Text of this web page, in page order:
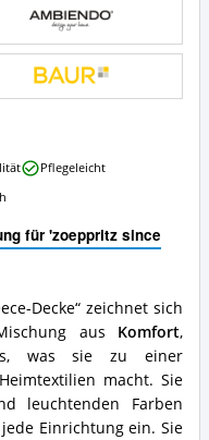
für 'zoeppritz since
Decke“ zeichnet sich
aus Komfort,
was sie zu einer
macht. Sie
leuchtenden Farben
Einrichtung ein. Sie
Pflegeleicht